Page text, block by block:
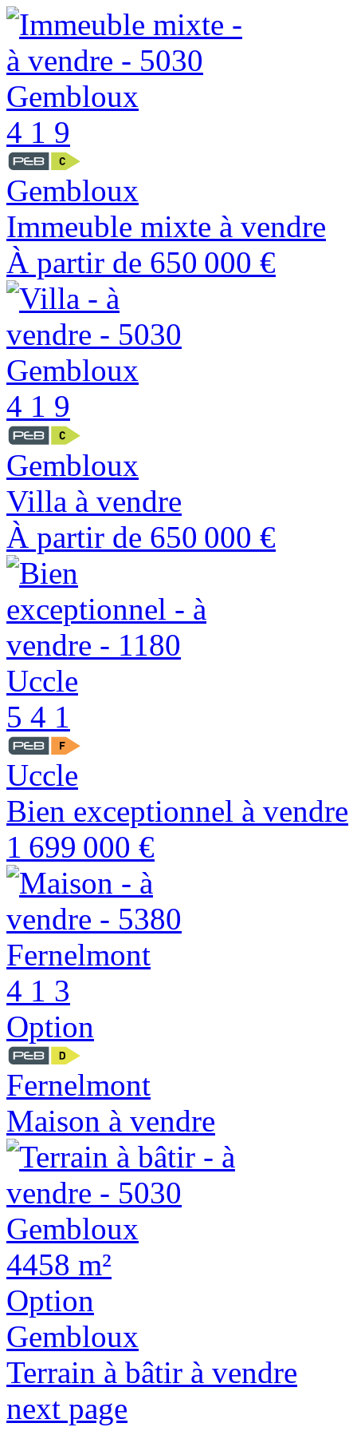
4 1 9
Gembloux
Immeuble mixte à vendre
À partir de 650 000 €
4 1 9
Gembloux
Villa à vendre
À partir de 650 000 €
5 4 1
Uccle
Bien exceptionnel à vendre
1 699 000 €
4 1 3
Option
Fernelmont
Maison à vendre
4458 m²
Option
Gembloux
Terrain à bâtir à vendre
next page